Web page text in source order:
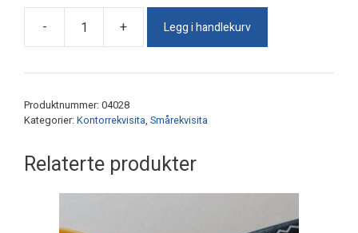
-
Klikk
antall
+ Legg i handlekurv
Produktnummer: 04028
Kategorier: Kontorrekvisita, Smårekvisita
Relaterte produkter